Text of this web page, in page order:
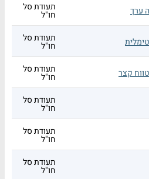
תעודת סל
חו"ל
תעודת סל
חו"ל
קצר תעודת סל
חו"ל
תעודת סל
חו"ל
תעודת סל
חו"ל
תעודת סל
חו"ל